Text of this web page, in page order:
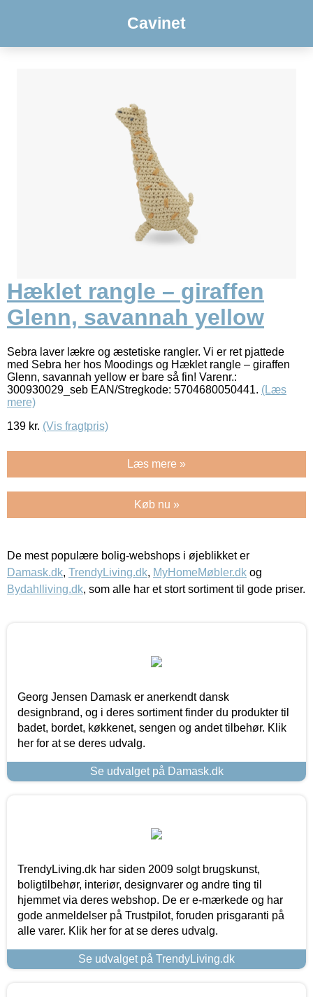
Cavinet
Hæklet rangle – giraffen
Glenn, savannah yellow
Sebra laver lækre og æstetiske rangler. Vi er ret pjattede
med Sebra her hos Moodings og Hæklet rangle – giraffen
Glenn, savannah yellow er bare så fin! Varenr.:
300930029_seb EAN/Stregkode: 5704680050441. (Læs
mere)
139 kr. (Vis fragtpris)
Læs mere »
Køb nu »
De mest populære bolig-webshops i øjeblikket er
Damask.dk, TrendyLiving.dk, MyHomeMøbler.dk og
Bydahlliving.dk, som alle har et stort sortiment til gode priser.
Georg Jensen Damask er anerkendt dansk
designbrand, og i deres sortiment finder du produkter til
badet, bordet, køkkenet, sengen og andet tilbehør. Klik
her for at se deres udvalg.
Se udvalget på Damask.dk
TrendyLiving.dk har siden 2009 solgt brugskunst,
boligtilbehør, interiør, designvarer og andre ting til
hjemmet via deres webshop. De er e-mærkede og har
gode anmeldelser på Trustpilot, foruden prisgaranti på
alle varer. Klik her for at se deres udvalg.
Se udvalget på TrendyLiving.dk